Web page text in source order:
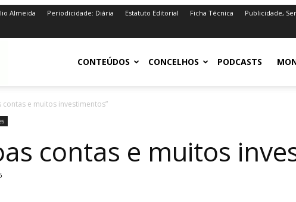
Almeida Periodicidade: Diária Estatuto Editorial Ficha Técnica Publicidade,
NotíciasdeAveiro.ptCONTEÚDOS CONCELHOS PODCASTS
contas e muitos investimentos”
contas e muitos